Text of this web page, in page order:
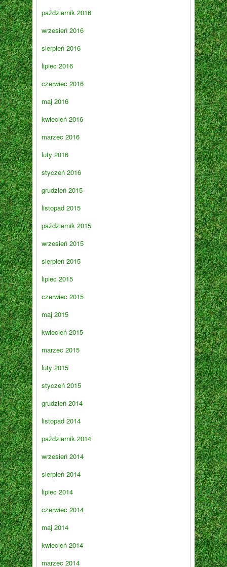
październik 2016
wrzesień 2016
sierpień 2016
lipiec 2016
czerwiec 2016
maj 2016
kwiecień 2016
marzec 2016
luty 2016
styczeń 2016
grudzień 2015
listopad 2015
październik 2015
wrzesień 2015
sierpień 2015
lipiec 2015
czerwiec 2015
maj 2015
kwiecień 2015
marzec 2015
luty 2015
styczeń 2015
grudzień 2014
listopad 2014
październik 2014
wrzesień 2014
sierpień 2014
lipiec 2014
czerwiec 2014
maj 2014
kwiecień 2014
marzec 2014